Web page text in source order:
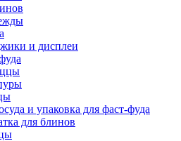
и дисплеи
и упаковка для фаст-фуда
для блинов